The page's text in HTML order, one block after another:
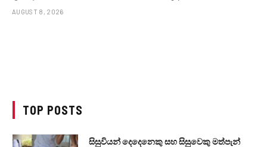
AUGUST 8, 2026
TOP POSTS
සිසුවියන් දෙදෙනෙකු සහ සිසුවෙකු මත්පැන්